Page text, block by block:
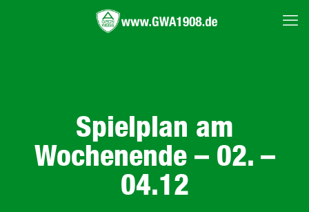
Spielplan am
Wochenende – 02. –
04.12